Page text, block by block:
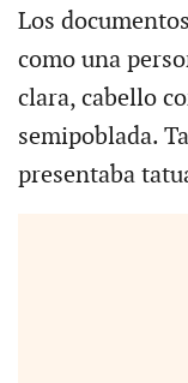
Los
como una
clara, cabello
semipoblada.
presentaba